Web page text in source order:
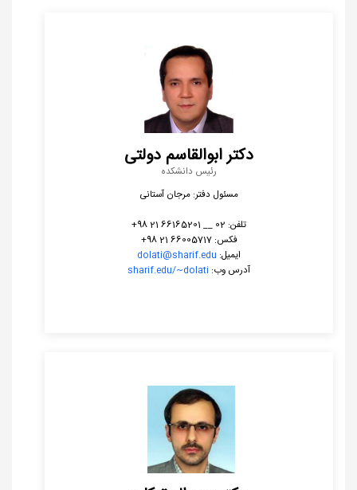
دکتر ابوالقاسم دولتی
رئیس دانشکده
مسئول دفتر: مرجان آستانی
تلفن: 02 __ 66165201 21 98+
فکس: 66005717 21 98+
ایمیل: dolati@sharif.edu
آدرس وب: sharif.edu/~dolati